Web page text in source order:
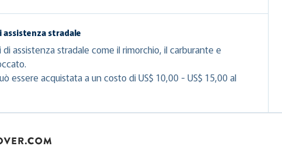
assistenza stradale
assistenza stradale come il rimorchio, il carburante e
essere acquistata a un costo di US$ 10,00 - US$ 15,00 al